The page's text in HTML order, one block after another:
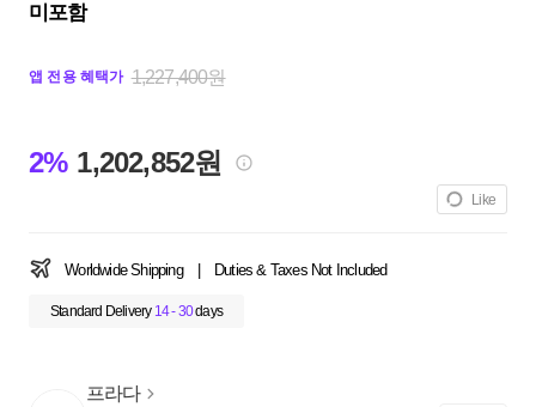
미포함
앱 전용 혜택가 1,227,400원
2% 1,202,852원
Like
Worldwide Shipping Duties & Taxes Not Included
Standard Delivery 14 - 30days
프라다